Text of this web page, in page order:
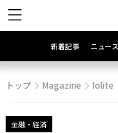
新着記事 ニュース
トップ Magazine Iolite
金融・経済